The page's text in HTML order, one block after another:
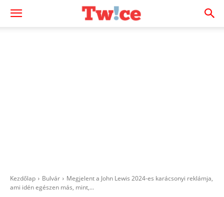
Kezdőlap Bulvár
Megjelent a John Lewis 2024-es karácsonyi reklámja,
ami idén egészen más, mint,...